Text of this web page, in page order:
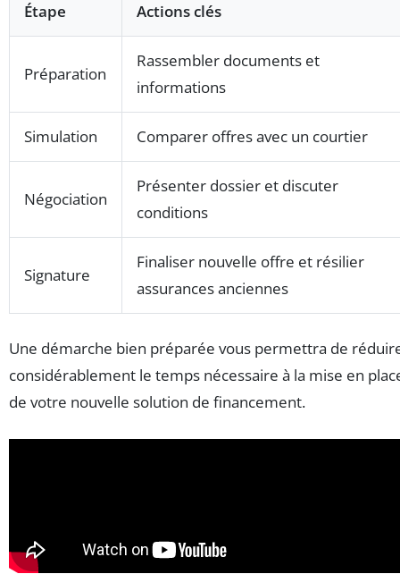
Étape Actions clés
Préparation
Rassembler documents et
informations
Simulation Comparer offres avec un courtier
Négociation
Présenter dossier et discuter
conditions
Signature
Finaliser nouvelle offre et résilier
assurances anciennes
Une démarche bien préparée vous permettra de
considérablement le temps nécessaire à la mise en
de votre nouvelle solution de financement.